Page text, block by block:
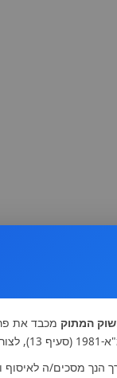
המתוק מכבד את
הזמנות ותקשורת עמך.
הנך מסכים/ה